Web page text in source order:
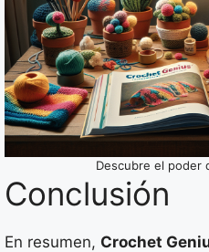
Descubre el poder
Conclusión
En resumen, Crochet